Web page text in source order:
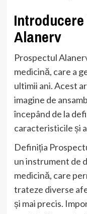
Alanerv
Prospectul
medicină, care a
ultimii ani. Acest
imagine de
începând de la
caracteristicile și
Definiția
un instrument de
medicină, care
trateze diverse
și mai precis.